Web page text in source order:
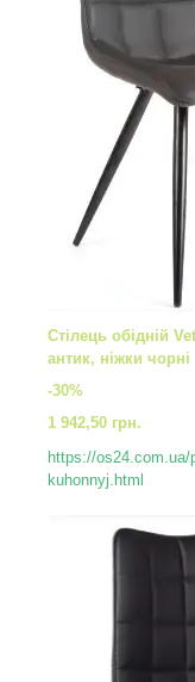
Стілець обідній
антик, ніжки чорні
-30%
1 942,50 грн.
https://os24.com.ua/
kuhonnyj.html